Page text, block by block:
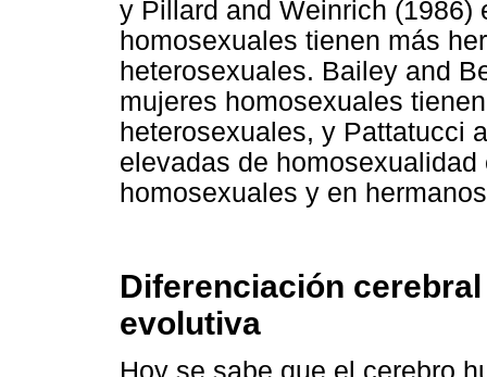
y Pillard and Weinrich (1986)
homosexuales tienen más
heterosexuales. Bailey and
mujeres homosexuales
heterosexuales, y Pattatucci
elevadas de
homosexuales y en
Diferenciación
evolutiva